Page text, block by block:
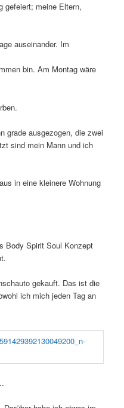
gefeiert; meine Eltern,
auseinander. Im
bin. Am Montag wäre
grade ausgezogen, die zwei
sind mein Mann und ich
in eine kleinere Wohnung
Body Spirit Soul Konzept
gekauft. Das ist die
ich mich jeden Tag an